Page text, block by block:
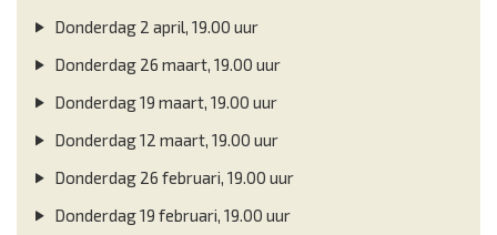
Donderdag 2 april, 19.00 uur
Donderdag 26 maart, 19.00 uur
Donderdag 19 maart, 19.00 uur
Donderdag 12 maart, 19.00 uur
Donderdag 26 februari, 19.00 uur
Donderdag 19 februari, 19.00 uur